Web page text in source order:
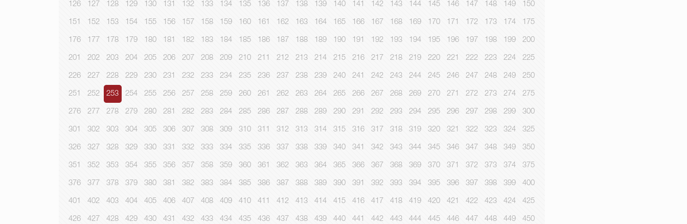
126 127 128 129 130 131 132 133 134 135 136 137 138 139 140 141 142 143 144 145 146 147 148 149 150
151 152 153 154 155 156 157 158 159 160 161 162 163 164 165 166 167 168 169 170 171 172 173 174 175
176 177 178 179 180 181 182 183 184 185 186 187 188 189 190 191 192 193 194 195 196 197 198 199 200
201 202 203 204 205 206 207 208 209 210 211 212 213 214 215 216 217 218 219 220 221 222 223 224 225
226 227 228 229 230 231 232 233 234 235 236 237 238 239 240 241 242 243 244 245 246 247 248 249 250
251 252 253 254 255 256 257 258 259 260 261 262 263 264 265 266 267 268 269 270 271 272 273 274 275
276 277 278 279 280 281 282 283 284 285 286 287 288 289 290 291 292 293 294 295 296 297 298 299 300
301 302 303 304 305 306 307 308 309 310 311 312 313 314 315 316 317 318 319 320 321 322 323 324 325
326 327 328 329 330 331 332 333 334 335 336 337 338 339 340 341 342 343 344 345 346 347 348 349 350
351 352 353 354 355 356 357 358 359 360 361 362 363 364 365 366 367 368 369 370 371 372 373 374 375
376 377 378 379 380 381 382 383 384 385 386 387 388 389 390 391 392 393 394 395 396 397 398 399 400
401 402 403 404 405 406 407 408 409 410 411 412 413 414 415 416 417 418 419 420 421 422 423 424 425
426 427 428 429 430 431 432 433 434 435 436 437 438 439 440 441 442 443 444 445 446 447 448 449 450